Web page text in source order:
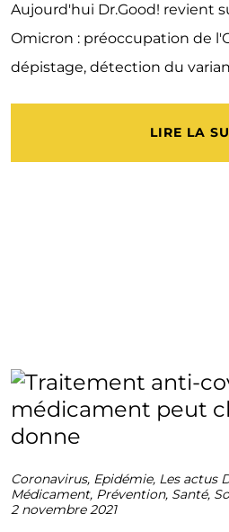
Aujourd'hui Dr.Good! revient
Omicron : préoccupation de
dépistage, détection du
LIRE LA
Coronavirus, Epidémie, Les actus
Médicament, Prévention, Santé,
2 novembre 2021